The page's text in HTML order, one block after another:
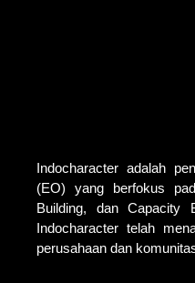
Indocharacter adalah
(EO) yang berfokus
Building, dan Capacity
Indocharacter telah
perusahaan dan